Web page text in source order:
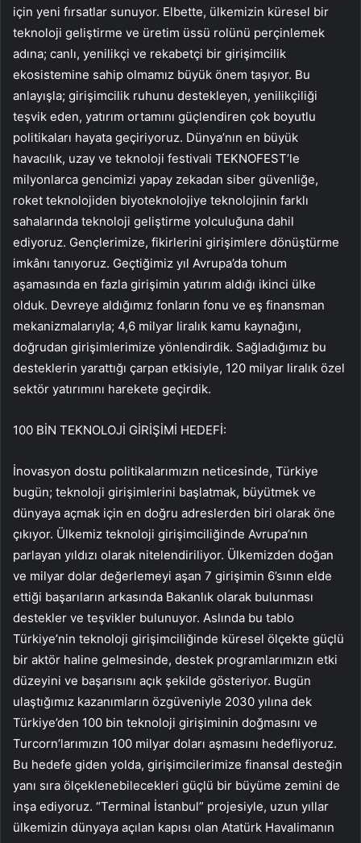
için yeni fırsatlar sunuyor. Elbette, ülkemizin küresel bir
teknoloji geliştirme ve üretim üssü rolünü perçinlemek
adına; canlı, yenilikçi ve rekabetçi bir girişimcilik
ekosistemine sahip olmamız büyük önem taşıyor. Bu
anlayışla; girişimcilik ruhunu destekleyen, yenilikçiliği
teşvik eden, yatırım ortamını güçlendiren çok boyutlu
politikaları hayata geçiriyoruz. Dünya’nın en büyük
havacılık, uzay ve teknoloji festivali TEKNOFEST’le
milyonlarca gencimizi yapay zekadan siber güvenliğe,
roket teknolojiden biyoteknolojiye teknolojinin farklı
sahalarında teknoloji geliştirme yolculuğuna dahil
ediyoruz. Gençlerimize, fikirlerini girişimlere dönüştürme
imkânı tanıyoruz. Geçtiğimiz yıl Avrupa’da tohum
aşamasında en fazla girişimin yatırım aldığı ikinci ülke
olduk. Devreye aldığımız fonların fonu ve eş finansman
mekanizmalarıyla; 4,6 milyar liralık kamu kaynağını,
doğrudan girişimlerimize yönlendirdik. Sağladığımız bu
desteklerin yarattığı çarpan etkisiyle, 120 milyar liralık özel
sektör yatırımını harekete geçirdik.
100 BİN TEKNOLOJİ GİRİŞİMİ HEDEFİ:
İnovasyon dostu politikalarımızın neticesinde, Türkiye
bugün; teknoloji girişimlerini başlatmak, büyütmek ve
dünyaya açmak için en doğru adreslerden biri olarak öne
çıkıyor. Ülkemiz teknoloji girişimciliğinde Avrupa’nın
parlayan yıldızı olarak nitelendiriliyor. Ülkemizden doğan
ve milyar dolar değerlemeyi aşan 7 girişimin 6’sının elde
ettiği başarıların arkasında Bakanlık olarak bulunması
destekler ve teşvikler bulunuyor. Aslında bu tablo
Türkiye’nin teknoloji girişimciliğinde küresel ölçekte güçlü
bir aktör haline gelmesinde, destek programlarımızın etki
düzeyini ve başarısını açık şekilde gösteriyor. Bugün
ulaştığımız kazanımların özgüveniyle 2030 yılına dek
Türkiye’den 100 bin teknoloji girişiminin doğmasını ve
Turcorn’larımızın 100 milyar doları aşmasını hedefliyoruz.
Bu hedefe giden yolda, girişimcilerimize finansal desteğin
yanı sıra ölçeklenebilecekleri güçlü bir büyüme zemini de
inşa ediyoruz. “Terminal İstanbul” projesiyle, uzun yıllar
ülkemizin dünyaya açılan kapısı olan Atatürk Havalimanın